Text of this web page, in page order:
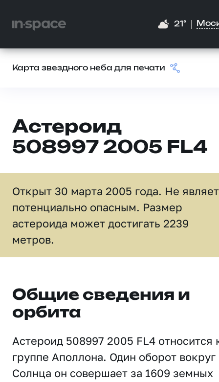
21°
Карта звездного неба для печати
Астероид
508997 2005 FL4
Открыт 30 марта 2005 года. Не
потенциально опасным. Размер
астероида может достигать 2239
метров.
Общие сведения и
орбита
Астероид 508997 2005 FL4 относится
группе Аполлона. Один оборот вокруг
Солнца он совершает за 1609 земных